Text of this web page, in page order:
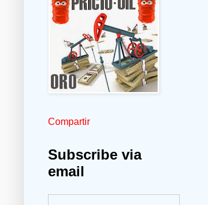
Compartir
Subscribe via
email